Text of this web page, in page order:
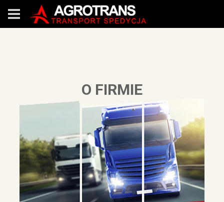
O FIRMIE